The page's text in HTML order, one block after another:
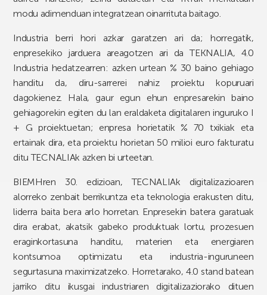
modu adimenduan integratzean oinarrituta baitago.
Industria berri hori azkar garatzen ari da; horregatik,
enpresekiko jarduera areagotzen ari da TEKNALIA, 4.0
Industria hedatzearren: azken urtean % 30 baino gehiago
handitu da, diru-sarrerei nahiz proiektu kopuruari
dagokienez. Hala, gaur egun ehun enpresarekin baino
gehiagorekin egiten du lan eraldaketa digitalaren inguruko I
+ G proiektuetan; enpresa horietatik % 70 txikiak eta
ertainak dira, eta proiektu horietan 50 milioi euro fakturatu
ditu TECNALIAk azken bi urteetan.
BIEMHren 30. edizioan, TECNALIAk digitalizazioaren
alorreko zenbait berrikuntza eta teknologia erakusten ditu,
liderra baita bera arlo horretan. Enpresekin batera garatuak
dira erabat, akatsik gabeko produktuak lortu, prozesuen
eraginkortasuna handitu, materien eta energiaren
kontsumoa optimizatu eta industria-inguruneen
segurtasuna maximizatzeko. Horretarako, 4.0 stand batean
jarriko ditu ikusgai industriaren digitalizaziorako dituen